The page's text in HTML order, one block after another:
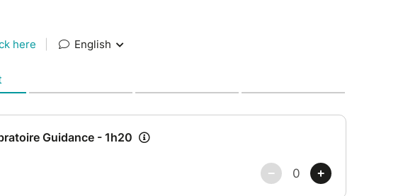
instruments que j'utilise sont parfaitement adaptés pour
où elle est là.
les bols chantants mais aussi d'autres instruments à
corps physique en premier lieu, au système nerveux, au
des instruments entrent en contact avec le corps
douceur, je berce avec mes sons et vibrations. Je prends
entier, dans un espace bienveillant et sécurisé, car parfois